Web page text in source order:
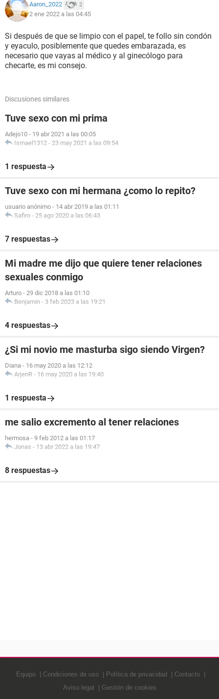
Aaron_2022 2
2 ene 2022 a las 04:45
Si después de que se limpio con el papel, te follo sin condón
y eyaculo, posiblemente que quedes embarazada, es
necesario que vayas al médico y al ginecólogo para
checarte, es mi consejo.
Discusiones similares
Tuve sexo con mi prima
Adejo10 - 19 abr 2021 a las 00:05
Ismael1312 - 23 may 2021 a las 09:54
1 respuesta
Tuve sexo con mi hermana ¿como lo repito?
usuario anónimo - 14 abr 2019 a las 01:11
Safiro - 25 ago 2020 a las 06:43
7 respuestas
Mi madre me dijo que quiere tener relaciones
sexuales conmigo
Arturo - 29 dic 2018 a las 01:10
Benjamin - 3 feb 2023 a las 19:21
4 respuestas
¿Si mi novio me masturba sigo siendo Virgen?
Diana - 16 may 2020 a las 12:12
ArjenR - 16 may 2020 a las 19:40
1 respuesta
me salio excremento al tener relaciones
hermosa - 9 feb 2012 a las 01:17
Jonas - 13 abr 2022 a las 19:47
8 respuestas
Equipo Condiciones de uso Política de privacidad
Contacto
Aviso legal
Gestión de cookies